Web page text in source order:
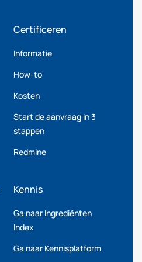
Certificeren
Informatie
How-to
Kosten
Start de aanvraag in 3
stappen
Redmine
Kennis
Ga naar Ingrediënten
Index
Ga naar Kennisplatform